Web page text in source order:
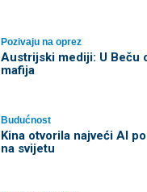
Pozivaju na oprez
Austrijski mediji: U Beču
mafija
Budućnost
Kina otvorila najveći AI
na svijetu